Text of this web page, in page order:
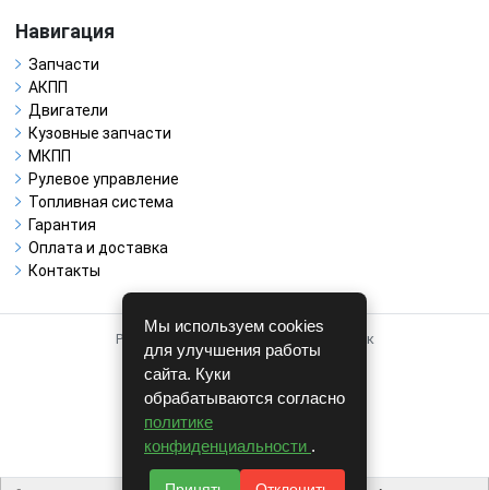
Навигация
Запчасти
АКПП
Двигатели
Кузовные запчасти
МКПП
Рулевое управление
Топливная система
Гарантия
Оплата и доставка
Контакты
Работает на системе для авторазборок
CARRO.БИЗНЕС
Полная версия
© COPYRIGHT 2026 г.
v1.1.24
Мы используем cookies
для улучшения работы
сайта. Куки
обрабатываются согласно
политике
конфиденциальности .